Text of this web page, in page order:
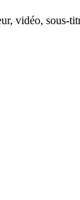
vidéo, sous-